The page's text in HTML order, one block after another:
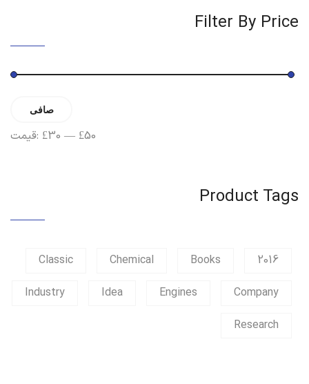
Filter By Price
حداقل
قیمت
حداکثر
قیمت
صافی
قیمت: £30 — £50
Product Tags
2016
Books
Chemical
Classic
Company
Engines
Idea
Industry
Research